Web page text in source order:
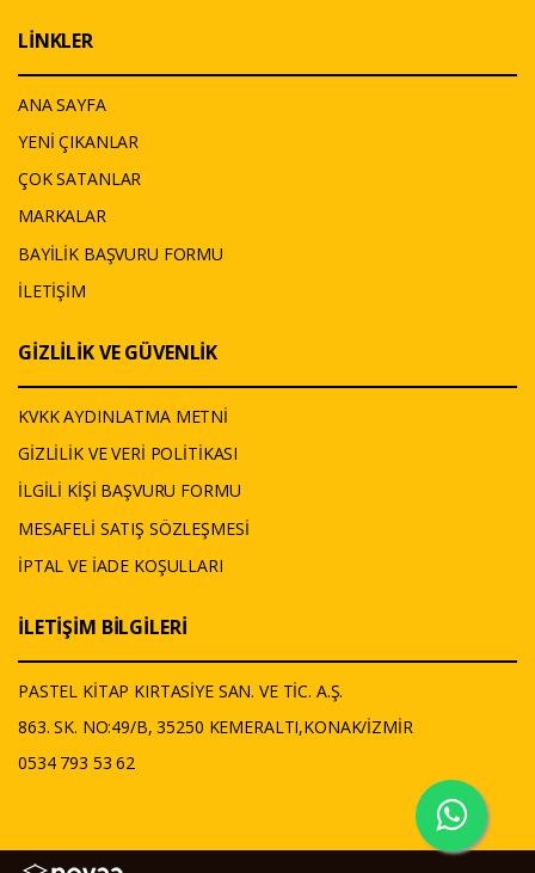
LİNKLER
ANA SAYFA
YENİ ÇIKANLAR
ÇOK SATANLAR
MARKALAR
BAYİLİK BAŞVURU FORMU
İLETİŞİM
GİZLİLİK VE GÜVENLİK
KVKK AYDINLATMA METNİ
GİZLİLİK VE VERİ POLİTİKASI
İLGİLİ KİŞİ BAŞVURU FORMU
MESAFELİ SATIŞ SÖZLEŞMESİ
İPTAL VE İADE KOŞULLARI
İLETİŞİM BİLGİLERİ
PASTEL KİTAP KIRTASİYE SAN. VE TİC. A.Ş.
863. SK. NO:49/B, 35250 KEMERALTI,KONAK/İZMİR
0534 793 53 62